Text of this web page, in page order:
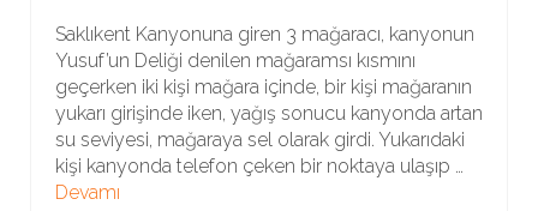
Saklıkent Kanyonuna giren 3 mağaracı, kanyonun
Yusuf’un Deliği denilen mağaramsı kısmını
geçerken iki kişi mağara içinde, bir kişi mağaranın
yukarı girişinde iken, yağış sonucu kanyonda artan
su seviyesi, mağaraya sel olarak girdi. Yukarıdaki
kişi kanyonda telefon çeken bir noktaya ulaşıp …
Devamı